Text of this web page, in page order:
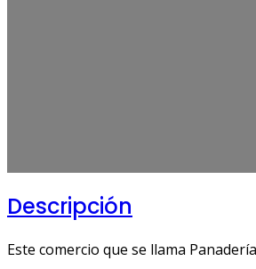
Descripción
Este comercio que se llama